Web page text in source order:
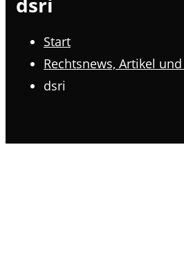
Start
Rechtsnews, Artikel
dsri